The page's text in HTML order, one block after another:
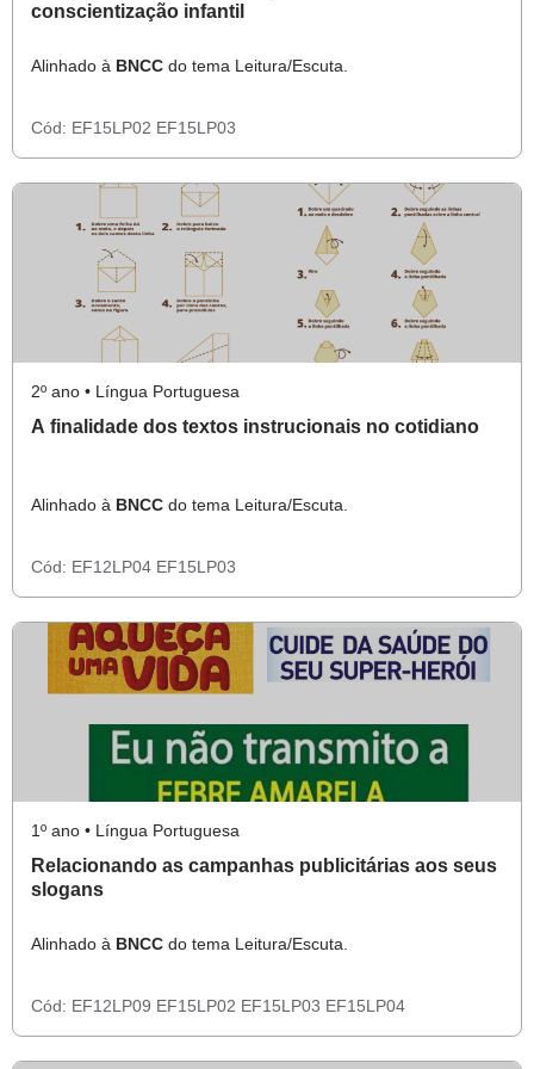
conscientização infantil
Alinhado à BNCC do tema Leitura/Escuta.
Cód: EF15LP02 EF15LP03
2º ano • Língua Portuguesa
A finalidade dos textos instrucionais no cotidiano
Alinhado à BNCC do tema Leitura/Escuta.
Cód: EF12LP04 EF15LP03
1º ano • Língua Portuguesa
Relacionando as campanhas publicitárias aos seus
slogans
Alinhado à BNCC do tema Leitura/Escuta.
Cód: EF12LP09 EF15LP02 EF15LP03 EF15LP04